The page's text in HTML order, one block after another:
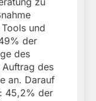
und
der
des
des
an. Darauf
45,2% der